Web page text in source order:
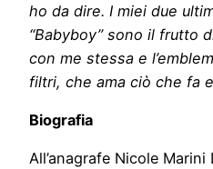
ho da dire. I miei due
“Babyboy” sono il frutto
con me stessa e
filtri, che ama ciò che fa
Biografia
All’anagrafe Nicole